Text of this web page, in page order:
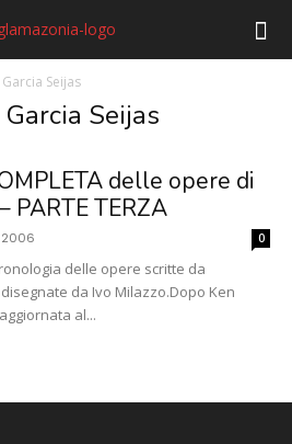
Seijas
Seijas
delle opere di
PARTE TERZA
0
delle opere scritte da
da Ivo Milazzo.Dopo Ken
al...